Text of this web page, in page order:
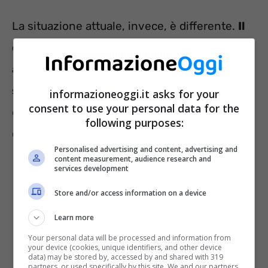
La situazione attuale, invece, è differente. Il
dipendente ammalato, infatti, può
assentarsi dal lavoro soltanto se lamenta
sintomi particolarmente gravi, che
ostacolano l’ordinario svolgimento
dell’attività.
informazioneoggi.it asks for your
consent to use your personal data for the
following purposes:
Personalised advertising and content, advertising and
content measurement, audience research and
services development
Store and/or access information on a device
Learn more
Your personal data will be processed and information from
your device (cookies, unique identifiers, and other device
data) may be stored by, accessed by and shared with 319